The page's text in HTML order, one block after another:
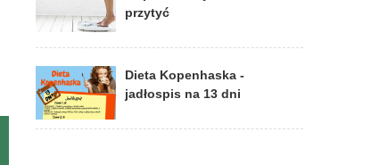
przytyć
Dieta Kopenhaska -
jadłospis na 13 dni